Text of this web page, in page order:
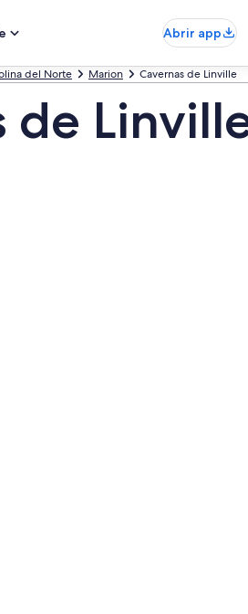
Abrir app
del Norte Marion Cavernas de Linville
de